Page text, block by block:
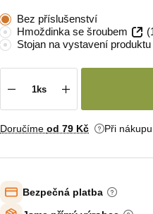
Bez příslušenství
Hmoždinka se šroubem
Stojan na vystavení produktu
Doručíme od 79 Kč Při
Bezpečná platba